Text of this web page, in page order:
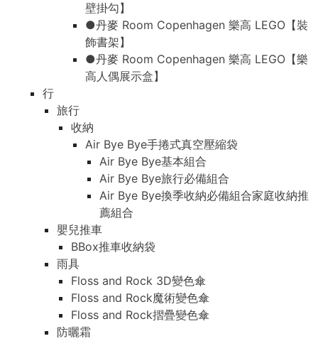
壁掛勾】
●丹麥 Room Copenhagen 樂高 LEGO【裝
飾書架】
●丹麥 Room Copenhagen 樂高 LEGO【樂
高人偶展示盒】
行
旅行
收納
Air Bye Bye手捲式真空壓縮袋
Air Bye Bye基本組合
Air Bye Bye旅行必備組合
Air Bye Bye換季收納必備組合家庭收納推
薦組合
嬰兒推車
BBox推車收納袋
雨具
Floss and Rock 3D變色傘
Floss and Rock魔術變色傘
Floss and Rock摺疊變色傘
防曬霜